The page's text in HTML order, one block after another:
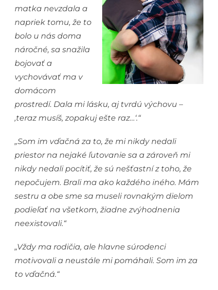
matka nevzdala a
napriek tomu, že to
bolo u nás doma
náročné, sa snažila
bojovať a
vychovávať ma v
domácom
prostredí. Dala mi lásku, aj tvrdú výchovu –
,teraz musíš, zopakuj ešte raz…‘.“
„Som im vďačná za to, že mi nikdy nedali
priestor na nejaké ľutovanie sa a zároveň mi
nikdy nedali pocítiť, že sú nešťastní z toho, že
nepočujem. Brali ma ako každého iného. Mám
sestru a obe sme sa museli rovnakým dielom
podieľať na všetkom, žiadne zvýhodnenia
neexistovali.“
„Vždy ma rodičia, ale hlavne súrodenci
motivovali a neustále mi pomáhali. Som im za
to vďačná.“